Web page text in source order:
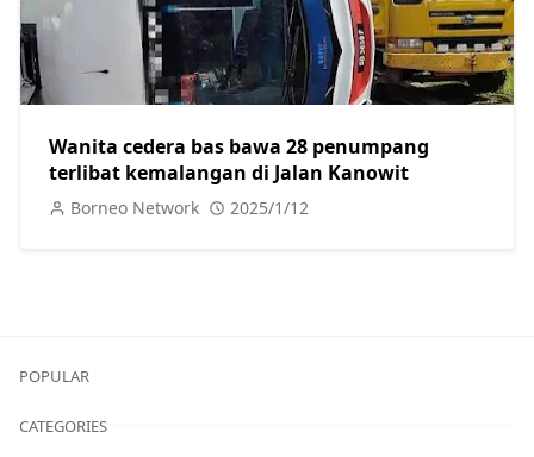
Wanita cedera bas bawa 28 penumpang
terlibat kemalangan di Jalan Kanowit
Borneo Network 2025/1/12
POPULAR
CATEGORIES